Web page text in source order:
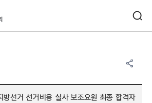
방선거 선거비용 실사 보조요원 최종 합격자